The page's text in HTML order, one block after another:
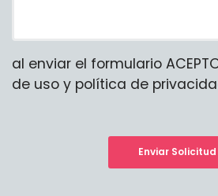
al enviar el formulario
de uso y política de
Enviar Solicitud